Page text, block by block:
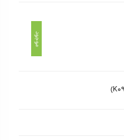
موجود